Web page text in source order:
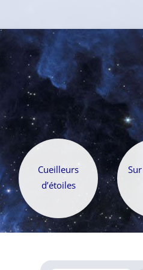
Cueilleurs
d’étoiles